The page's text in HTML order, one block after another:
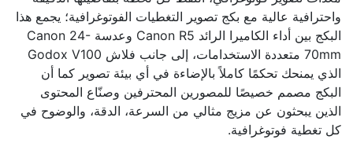
واحترافية عالية مع بكج تصوير التغطيات الفوتوغرافية؛ يجمع هذا
البكج بين أداء الكاميرا الرائد Canon R5 وعدسة Canon 24-
70mm متعددة الاستخدامات، إلى جانب فلاش Godox V100
الذي يمنحك تحكمًا كاملاً بالإضاءة في أي بيئة تصوير كما أن
البكج مصمم خصيصًا للمصورين المحترفين وصنّاع المحتوى
الذين يبحثون عن مزيج مثالي من السرعة، الدقة، والوضوح في
كل تغطية فوتوغرافية.